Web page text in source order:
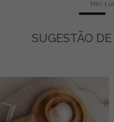
Mín: 1
SUGESTÃO DE